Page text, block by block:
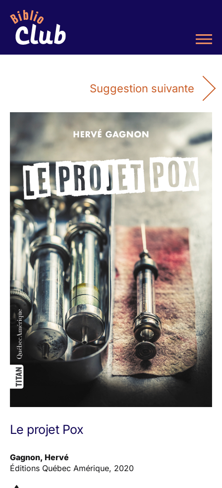
Le projet Pox
Gagnon, Hervé
Éditions Québec Amérique, 2020
Suggestion suivante